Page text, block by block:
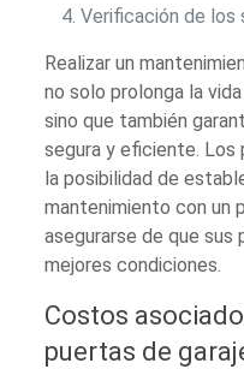
Verificación de los
Realizar un
no solo prolonga la
sino que también
segura y eficiente. Los
la posibilidad de
mantenimiento con un
asegurarse de que sus
mejores condiciones.
Costos
puertas de